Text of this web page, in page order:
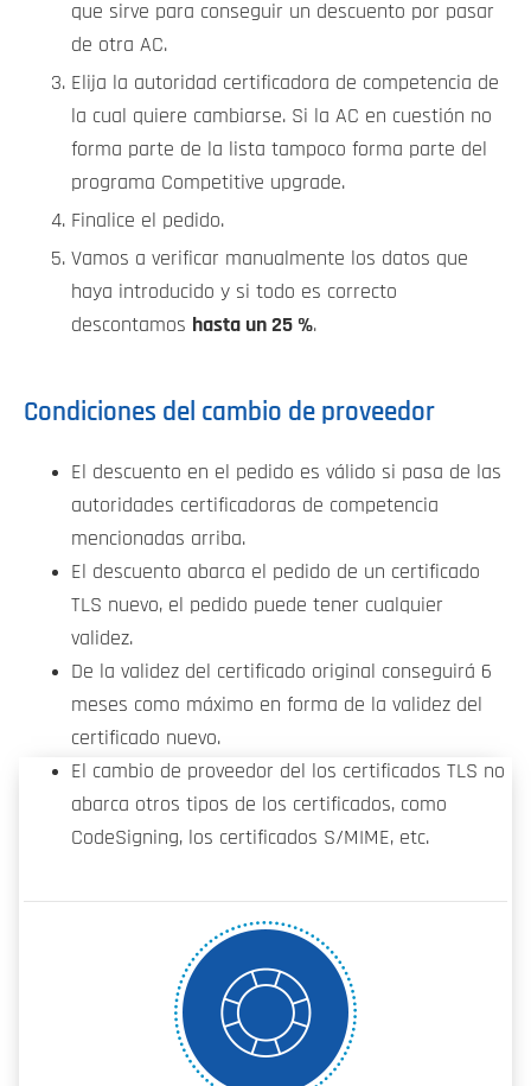
que sirve para conseguir un descuento por pasar
de otra AC.
Elija la autoridad certificadora de competencia de
la cual quiere cambiarse. Si la AC en cuestión no
forma parte de la lista tampoco forma parte del
programa Competitive upgrade.
Finalice el pedido.
Vamos a verificar manualmente los datos que
haya introducido y si todo es correcto
descontamos hasta un 25 %.
Condiciones del cambio de proveedor
El descuento en el pedido es válido si pasa de las
autoridades certificadoras de competencia
mencionadas arriba.
El descuento abarca el pedido de un certificado
TLS nuevo, el pedido puede tener cualquier
validez.
De la validez del certificado original conseguirá 6
meses como máximo en forma de la validez del
certificado nuevo.
El cambio de proveedor del los certificados TLS no
abarca otros tipos de los certificados, como
CodeSigning, los certificados S/MIME, etc.